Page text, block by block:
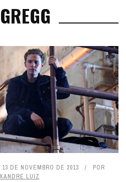
13 DE NOVEMBRO DE 2013
POR
LUIZ